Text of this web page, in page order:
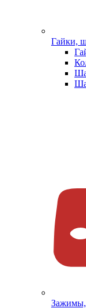
Гайки,
Зажимы,